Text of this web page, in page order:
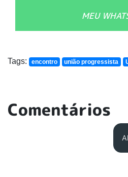
MEU
Tags: encontro união progressista
Comentários